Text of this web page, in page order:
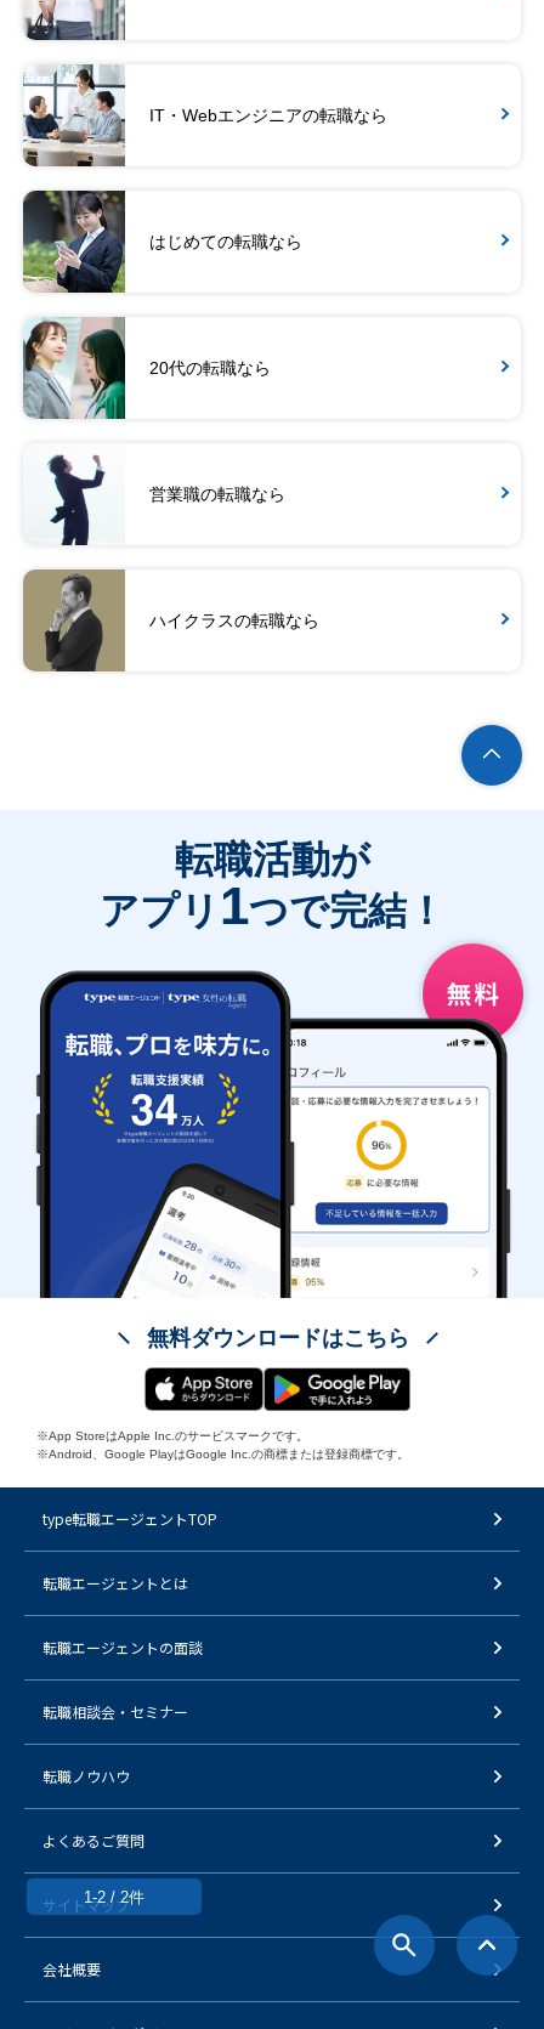
IT・Webエンジニアの転職なら
はじめての転職なら
20代の転職なら
営業職の転職なら
ハイクラスの転職なら
1-2 / 2件
転職活動が
アプリ 1つで完結！
無料ダウンロードはこちら
※App StoreはApple Inc.のサービスマークです。
※Android、Google PlayはGoogle Inc.の商標または登録商標です。
type転職エージェントTOP
転職エージェントとは
転職エージェントの面談
転職相談会・セミナー
転職ノウハウ
よくあるご質問
サイトマップ
会社概要